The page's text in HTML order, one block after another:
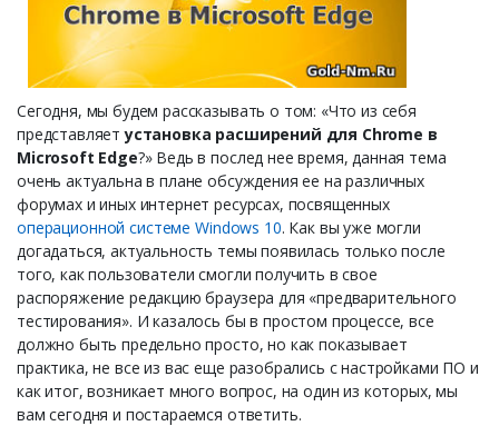
Сегодня, мы будем рассказывать о том: «Что из себя
представляетустановка расширений для Chrome в
Microsoft Edge?» Ведь в послед нее время, данная тема
очень актуальна в плане обсуждения ее на различных
форумах и иных интернет ресурсах, посвященных
операционной системе Windows 10. Как вы уже могли
догадаться, актуальность темы появилась только после
того, как пользователи смогли получить в свое
распоряжение редакцию браузера для «предварительного
тестирования». И казалось бы в простом процессе, все
должно быть предельно просто, но как показывает
практика, не все из вас еще разобрались с настройками ПО и
как итог, возникает много вопрос, на один из которых, мы
вам сегодня и постараемся ответить.